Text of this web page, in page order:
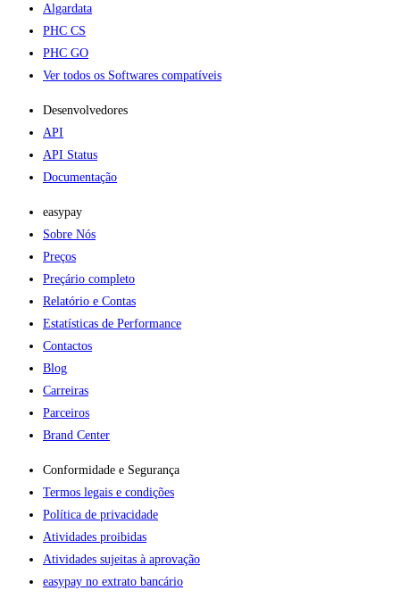
Algardata
PHC CS
PHC GO
Ver todos os Softwares compatíveis
Desenvolvedores
API
API Status
Documentação
easypay
Sobre Nós
Preços
Preçário completo
Relatório e Contas
Estatísticas de Performance
Contactos
Blog
Carreiras
Parceiros
Brand Center
Conformidade e Segurança
Termos legais e condições
Política de privacidade
Atividades proibidas
Atividades sujeitas à aprovação
easypay no extrato bancário